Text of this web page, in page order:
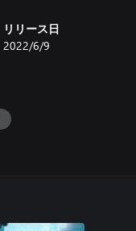
リリース日
2022/6/9